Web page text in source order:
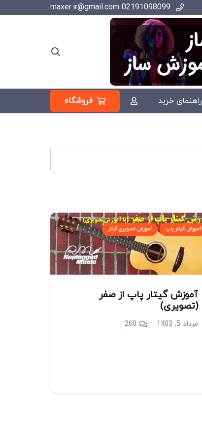
راهنمای خرید فروشگاه
آموزش گیتار پاپ آموزش تصویری گیتار
آموزش گیتار پاپ از صفر
(تصویری)
مرداد 5, 1403 260دیدگاه